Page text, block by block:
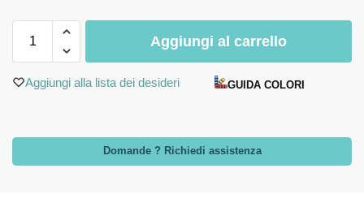
Aggiungi al carrello
Aggiungi alla lista dei desideri GUIDA COLORI
Domande ? Richiedi assistenza